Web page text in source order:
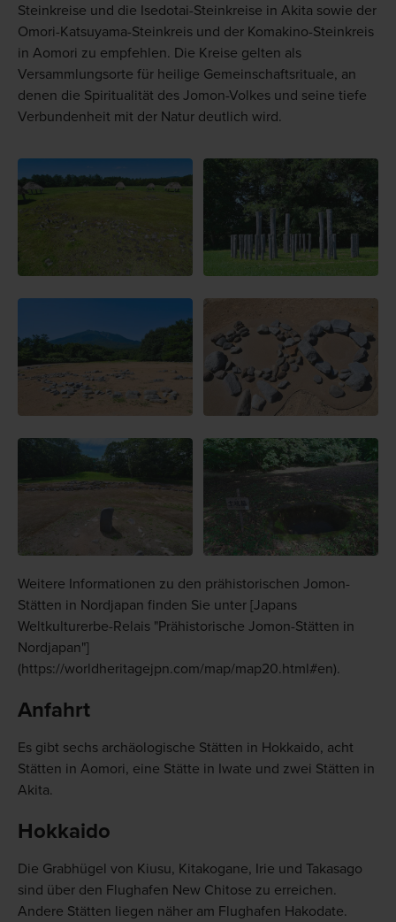
Steinkreise und die Isedotai-Steinkreise in Akita sowie der
Omori-Katsuyama-Steinkreis und der Komakino-Steinkreis
in Aomori zu empfehlen. Die Kreise gelten als
Versammlungsorte für heilige Gemeinschaftsrituale, an
denen die Spiritualität des Jomon-Volkes und seine tiefe
Verbundenheit mit der Natur deutlich wird.
Weitere Informationen zu den prähistorischen Jomon-
Stätten in Nordjapan finden Sie unter [Japans
Weltkulturerbe-Relais "Prähistorische Jomon-Stätten in
Nordjapan"]
(https://worldheritagejpn.com/map/map20.html#en).
Anfahrt
Es gibt sechs archäologische Stätten in Hokkaido, acht
Stätten in Aomori, eine Stätte in Iwate und zwei Stätten in
Akita.
Hokkaido
Die Grabhügel von Kiusu, Kitakogane, Irie und Takasago
sind über den Flughafen New Chitose zu erreichen.
Andere Stätten liegen näher am Flughafen Hakodate.